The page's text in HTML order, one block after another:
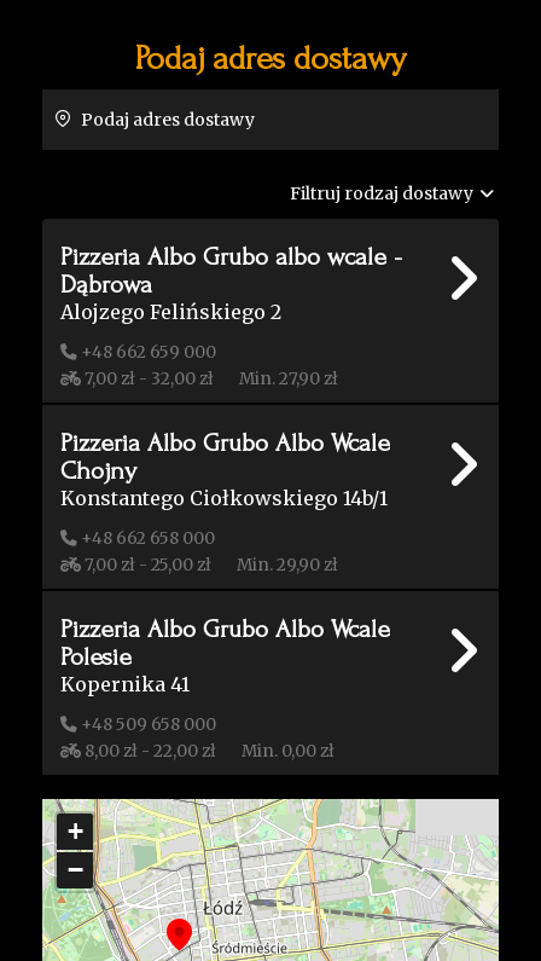
Podaj adres dostawy
Podaj adres dostawy
Filtruj rodzaj dostawy
Pizzeria Albo Grubo albo wcale -
Dąbrowa
Alojzego Felińskiego 2
+48 662 659 000
7,00 zł - 32,00 zł
Min. 27,90 zł
Pizzeria Albo Grubo Albo Wcale
Chojny
Konstantego Ciołkowskiego 14b/1
+48 662 658 000
7,00 zł - 25,00 zł
Min. 29,90 zł
Pizzeria Albo Grubo Albo Wcale
Polesie
Kopernika 41
+48 509 658 000
8,00 zł - 22,00 zł
Min. 0,00 zł
+
−